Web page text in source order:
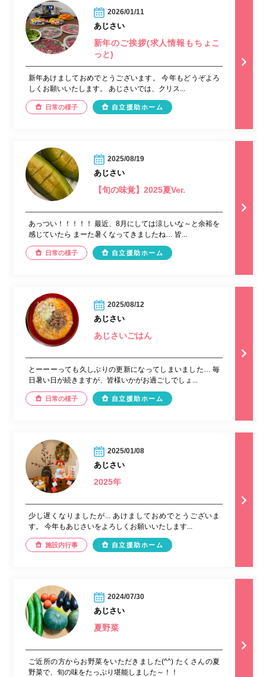
2026/01/11
あじさい
新年のご挨拶(求人情報もちょこ
っと)
新年あけましておめでとうございます。 今年もどうぞよろ
しくお願いいたします。 あじさいでは、クリス...
日常の様子 自立援助ホーム
2025/08/19
あじさい
【旬の味覚】2025夏Ver.
あっつい！！！！！ 最近、8月にしては涼しいな～と余裕を
感じていたら まーた暑くなってきましたね… 皆...
日常の様子 自立援助ホーム
2025/08/12
あじさい
あじさいごはん
とーーーっても久しぶりの更新になってしまいました… 毎
日暑い日が続きますが、皆様いかがお過ごしでしょ...
日常の様子 自立援助ホーム
2025/01/08
あじさい
2025年
少し遅くなりましたが... あけましておめでとうございま
す。 今年もあじさいをよろしくお願いいたします...
施設内行事 自立援助ホーム
2024/07/30
あじさい
夏野菜
ご近所の方からお野菜をいただきました(^^) たくさんの夏
野菜で、旬の味をたっぷり堪能しました～！！